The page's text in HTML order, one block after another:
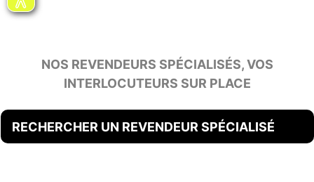
NOS REVENDEURS SPÉCIALISÉS, VOS
INTERLOCUTEURS SUR PLACE
RECHERCHER UN REVENDEUR SPÉCIALISÉ